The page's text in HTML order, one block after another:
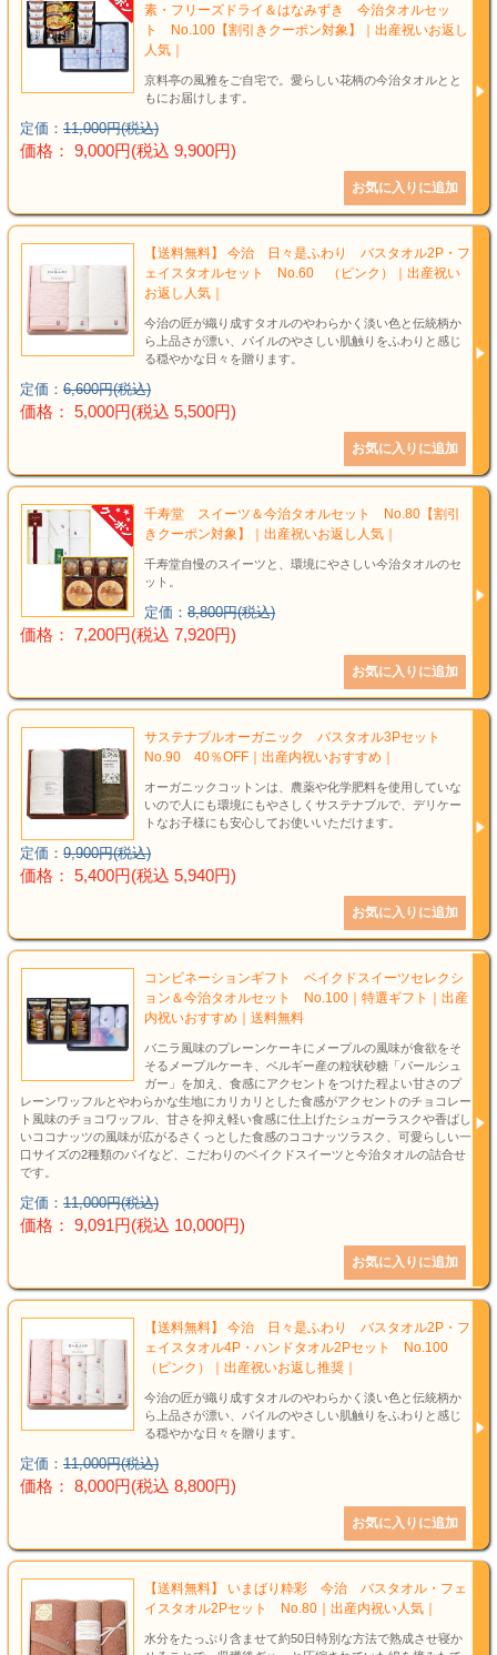
素・フリーズドライ＆はなみずき 今治タオルセッ
ト No.100【割引きクーポン対象】｜出産祝いお返し
人気｜
京料亭の風雅をご自宅で。愛らしい花柄の今治タオルとと
もにお届けします。
定価： 11,000円(税込)
価格： 9,000円(税込 9,900円)
【送料無料】 今治 日々是ふわり バスタオル2P・フ
ェイスタオルセット No.60 （ピンク）｜出産祝い
お返し人気｜
今治の匠が織り成すタオルのやわらかく淡い色と伝統柄か
ら上品さが漂い、パイルのやさしい肌触りをふわりと感じ
る穏やかな日々を贈ります。
定価： 6,600円(税込)
価格： 5,000円(税込 5,500円)
千寿堂 スイーツ＆今治タオルセット No.80【割引
きクーポン対象】｜出産祝いお返し人気｜
千寿堂自慢のスイーツと、環境にやさしい今治タオルのセ
ット。
定価： 8,800円(税込)
価格： 7,200円(税込 7,920円)
サステナブルオーガニック バスタオル3Pセット
No.90 40％OFF｜出産内祝いおすすめ｜
オーガニックコットンは、農薬や化学肥料を使用していな
いので人にも環境にもやさしくサステナブルで、デリケー
トなお子様にも安心してお使いいただけます。
定価： 9,900円(税込)
価格： 5,400円(税込 5,940円)
コンビネーションギフト ベイクドスイーツセレクシ
ョン＆今治タオルセット No.100｜特選ギフト｜出産
内祝いおすすめ｜送料無料
バニラ風味のプレーンケーキにメープルの風味が食欲をそ
そるメープルケーキ、ベルギー産の粒状砂糖「パールシュ
ガー」を加え、食感にアクセントをつけた程よい甘さのプ
レーンワッフルとやわらかな生地にカリカリとした食感がアクセントのチョコレー
ト風味のチョコワッフル、甘さを抑え軽い食感に仕上げたシュガーラスクや香ばし
いココナッツの風味が広がるさくっとした食感のココナッツラスク、可愛らしい一
口サイズの2種類のパイなど、こだわりのベイクドスイーツと今治タオルの詰合せ
です。
定価： 11,000円(税込)
価格： 9,091円(税込 10,000円)
【送料無料】 今治 日々是ふわり バスタオル2P・フ
ェイスタオル4P・ハンドタオル2Pセット No.100
（ピンク）｜出産祝いお返し推奨｜
今治の匠が織り成すタオルのやわらかく淡い色と伝統柄か
ら上品さが漂い、パイルのやさしい肌触りをふわりと感じ
る穏やかな日々を贈ります。
定価： 11,000円(税込)
価格： 8,000円(税込 8,800円)
【送料無料】 いまばり粋彩 今治 バスタオル・フェ
イスタオル2Pセット No.80｜出産内祝い人気｜
水分をたっぷり含ませて約50日特別な方法で熟成させ寝か